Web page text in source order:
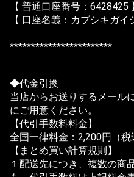
【 普通口座番号：6428425
【 口座名義：カブシキガイ
************************
◆代金引換
当店からお送りするメール
にご用意ください。
【代引手数料料金】
全国一律料金：2,200円（税
【まとめ買い計算規則】
１配送先につき、複数の商